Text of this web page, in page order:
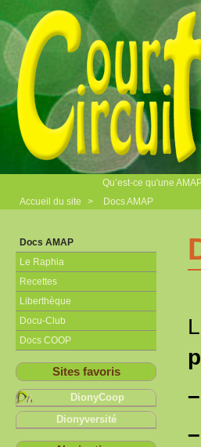
Qu’est-ce qu'une
Accueil du site
> Docs AMAP
–
–
Docs AMAP
Le Raphia
Recettes
Liberthèque
Docu-Club
Docs COOP
Sites favoris
DionyCoop
Dionyversité